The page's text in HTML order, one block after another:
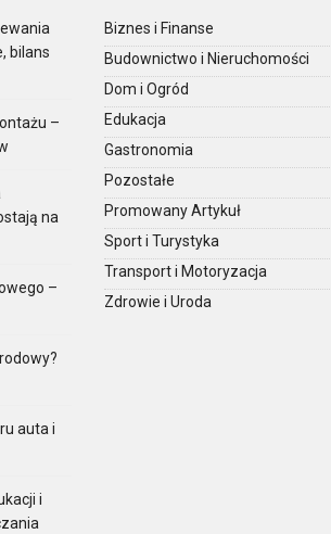
bilans
–
na
–
auta i
i
Biznes i Finanse
Budownictwo i Nieruchomości
Dom i Ogród
Edukacja
Gastronomia
Pozostałe
Promowany Artykuł
Sport i Turystyka
Transport i Motoryzacja
Zdrowie i Uroda